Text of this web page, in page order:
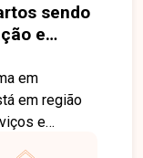
sendo
e
em
em
em região
e